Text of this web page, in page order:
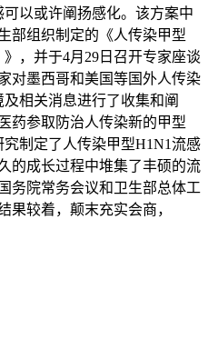
以或许阐扬感化。该方案中
部组织制定的《人传染甲型
，并于4月29日召开专家座谈
对墨西哥和美国等国外人传染
相关消息进行了收集和阐
药参取防治人传染新的甲型
制定了人传染甲型H1N1流感
的成长过程中堆集了丰硕的流
务院常务会议和卫生部总体工
果较着，颠末充实会商，